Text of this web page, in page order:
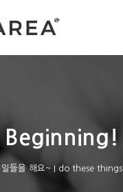
Beginning!
들을 해요~ I do these things.